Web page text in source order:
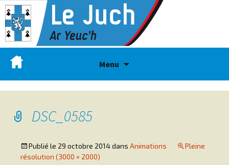
Menu
DSC_0585
Publié le 29 octobre 2014dans Animations
Pleine
résolution (3000 × 2000)